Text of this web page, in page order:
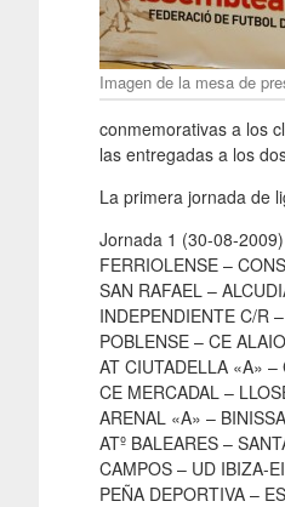
Imagen de la mesa de
conmemorativas a los
las entregadas a los
La primera jornada de
Jornada 1 (30-08-2009)
FERRIOLENSE –
SAN RAFAEL –
INDEPENDIENTE C/R
POBLENSE – CE
AT CIUTADELLA «A» –
CE MERCADAL –
ARENAL «A» –
ATº BALEARES –
CAMPOS – UD IBIZA-
PEÑA DEPORTIVA –